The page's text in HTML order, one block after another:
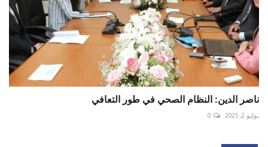
ناصر الدين: النظام الصحي في طور التعافي
يوليو 2, 2025 0